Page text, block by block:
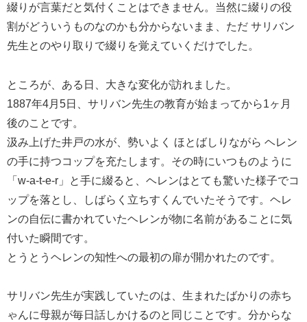
綴りが言葉だと気付くことはできません。当然に綴りの役
割がどういうものなのかも分からないまま、ただ サリバン
先生とのやり取りで綴りを覚えていくだけでした。
ところが、ある日、大きな変化が訪れました。
1887年4月5日、サリバン先生の教育が始まってから1ヶ月
後のことです。
汲み上げた井戸の水が、勢いよく ほとばしりながら ヘレン
の手に持つコップを充たします。その時にいつものように
「w-a-t-e-r」と手に綴ると、ヘレンはとても驚いた様子でコ
ップを落とし、しばらく立ちすくんでいたそうです。ヘレ
ンの自伝に書かれていたヘレンが物に名前があることに気
付いた瞬間です。
とうとうヘレンの知性への最初の扉が開かれたのです。
サリバン先生が実践していたのは、生まれたばかりの赤ち
ゃんに母親が毎日話しかけるのと同じことです。分からな